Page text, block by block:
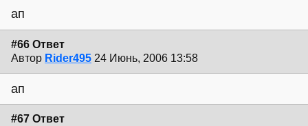
ап
#66 Ответ
Автор Rider495 24 Июнь, 2006 13:58
ап
#67 Ответ